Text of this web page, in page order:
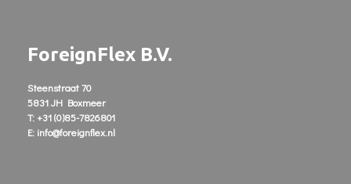
ForeignFlex B.V.
Steenstraat 70
5831 JH Boxmeer
T: +31 (0)85-7826801
E: info@foreignflex.nl